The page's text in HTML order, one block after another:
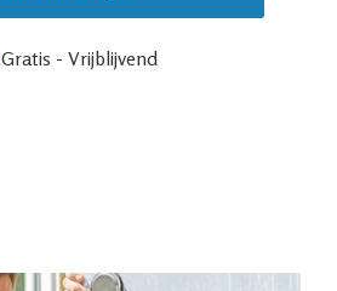
Gratis - Vrijblijvend